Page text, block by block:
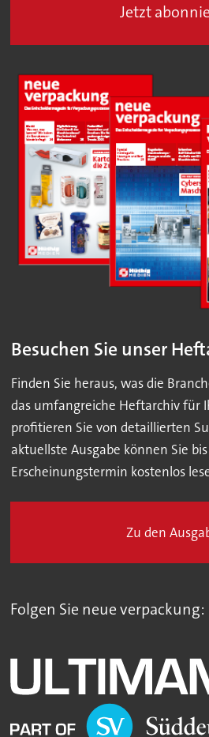
Jetzt
Besuchen Sie unser
Finden Sie heraus, was die
das umfangreiche Heftarchiv für
profitieren Sie von detaillierten
aktuellste Ausgabe können Sie
Erscheinungstermin kostenlos
Zu den
Folgen Sie neue verpackung: